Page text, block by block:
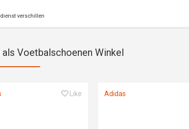
verschillen
Voetbalschoenen Winkel
Like Adidas